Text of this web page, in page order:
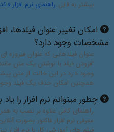
بیشتر به فایل راهنمای نرم افزار
امکان تغییر عنوان فیلدها،
مشخصات وجود دارد؟
عنوان فیلدهایی که عنوان فیروزه
افزودن فیلد با نوشتن یک متن
وجود دارد در این حالت از متن
همچنین امکان حذف یگ فیلد
چطور میتوانم نرم افزار را یاد
راهنمای کامل علاوه بر نصب به
معرفی نرم افزار فاکتور بصورت